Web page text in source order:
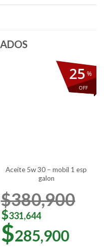
%
OFF
25
aceite 5w 30 – mobil 1 esp
galon
$380,900
$331,644
$285,900